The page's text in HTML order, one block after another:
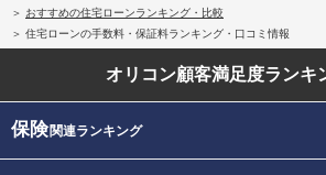
おすすめの住宅ローンランキング・比較
住宅ローンの手数料・保証料ランキング・口コミ情報
オリコン顧客満足度ランキ
保険関連ランキング